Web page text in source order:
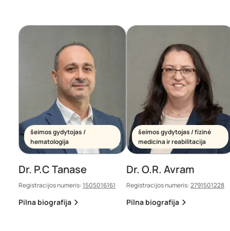
šeimos gydytojas /
hematologija
Dr. P.C Tanase
Registracijos numeris:1505016161
Pilna biografija
šeimos gydytojas / fizinė
medicina ir reabilitacija
Dr. O.R. Avram
Registracijos numeris:2791501228
Pilna biografija